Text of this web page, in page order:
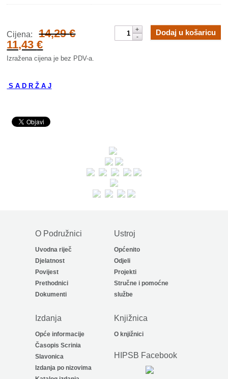
Cijena: 14,29€
11,43€
Izražena cijena je bez PDV-a.
Prilozi
za
Dodaj u košaricu
S A D R Ž A J
O Podružnici
Uvodna riječ
Djelatnost
Povijest
Prethodnici
Dokumenti
Ustroj
Općenito
Odjeli
Projekti
Stručne i pomoćne
službe
Izdanja
Opće informacije
Časopis Scrinia
Slavonica
Izdanja po nizovima
Knjižnica
O knjižnici
HIPSB Facebook